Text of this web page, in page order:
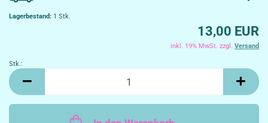
Lagerbestand: 1 Stk.
13,00 EUR
inkl. 19% MwSt. zzgl. Versand
Stk.:
Stk.